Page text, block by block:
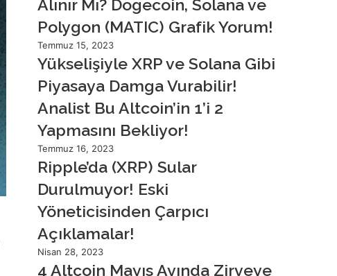
Alınır Mı? Dogecoin, Solana ve
Polygon (MATIC) Grafik Yorum!
Temmuz 15, 2023
Yükselişiyle XRP ve Solana Gibi
Piyasaya Damga Vurabilir!
Analist Bu Altcoin’in 1’i 2
Yapmasını Bekliyor!
Temmuz 16, 2023
Ripple’da (XRP) Sular
Durulmuyor! Eski
Yöneticisinden Çarpıcı
Açıklamalar!
Nisan 28, 2023
4 Altcoin Mayıs Ayında Zirveye